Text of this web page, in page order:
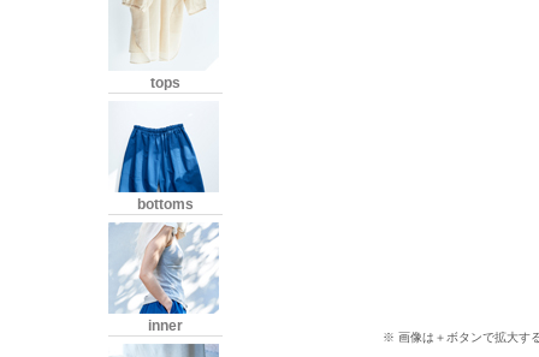
※ 画像は＋ボタンで拡大す
tops
bottoms
inner